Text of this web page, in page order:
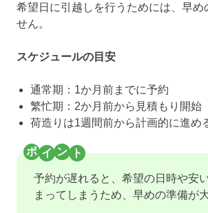
希望日に引越しを行うためには、早め
せん。
スケジュールの目安
通常期：1か月前までに予約
繁忙期：2か月前から見積もり開始
荷造りは1週間前から計画的に進め
予約が遅れると、希望の日時や安
まってしまうため、早めの準備が